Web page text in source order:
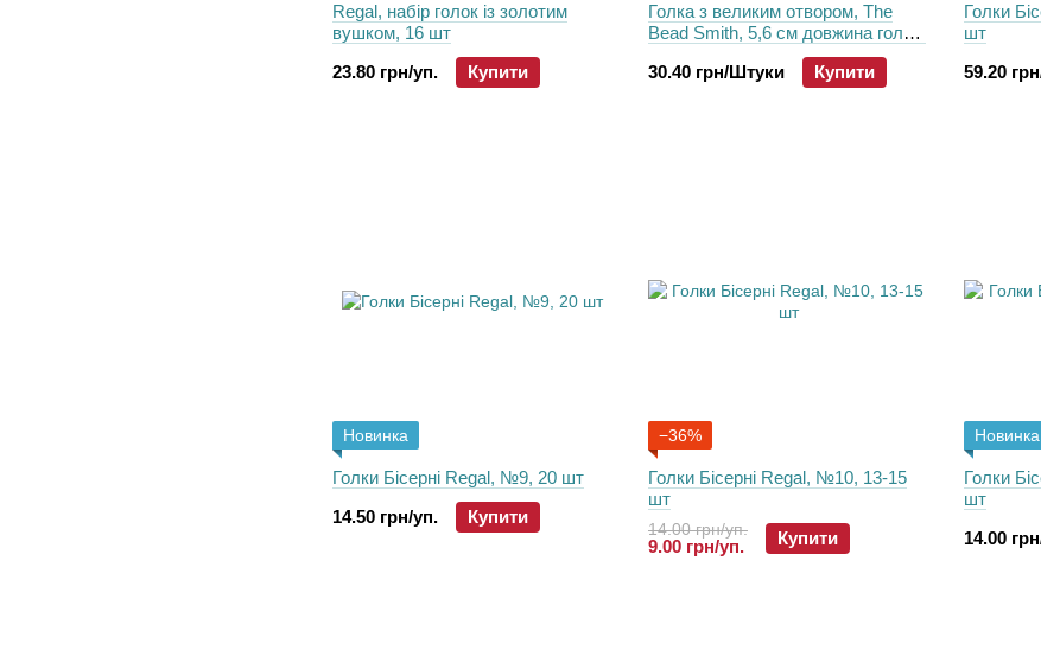
Regal, набір голок із золотим
вушком, 16 шт
23.80 грн/уп.
Купити
Голка з великим отвором, The
Bead Smith, 5,6 см довжина голки,
5 см довжина отвору
30.40 грн/Штуки
Купити
Голки
шт
59.20
Новинка
Голки Бісерні Regal, №9, 20 шт
14.50 грн/уп.
Купити
−36%
Голки Бісерні Regal, №10, 13-15
шт
14.00 грн/уп.
9.00 грн/уп. Купити
Новинка
Голки
шт
14.00